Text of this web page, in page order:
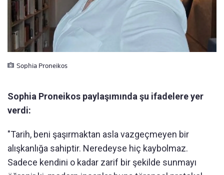
Sophia Proneikos
Sophia Proneikos paylaşımında şu ifadelere yer
verdi:
"Tarih, beni şaşırmaktan asla vazgeçmeyen bir
alışkanlığa sahiptir. Neredeyse hiç kaybolmaz.
Sadece kendini o kadar zarif bir şekilde sunmayı